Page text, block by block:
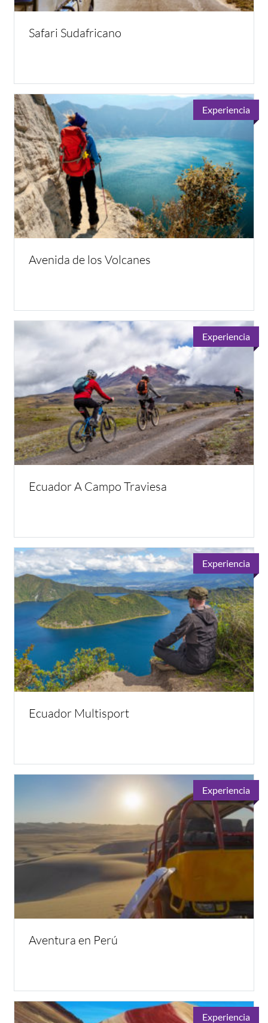
Safari Sudafricano
Experiencia
Avenida de los Volcanes
Experiencia
Ecuador A Campo Traviesa
Experiencia
Ecuador Multisport
Experiencia
Aventura en Perú
Experiencia